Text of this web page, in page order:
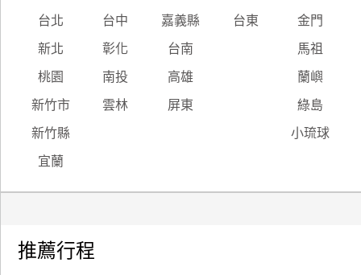
台北 台中 嘉義縣 台東 金門
新北 彰化 台南 馬祖
桃園 南投 高雄 蘭嶼
新竹市 雲林 屏東 綠島
新竹縣 小琉球
宜蘭
推薦行程